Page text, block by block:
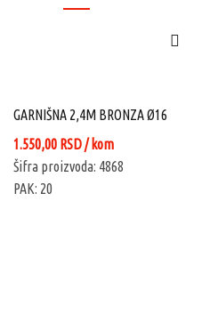
GARNIŠNA 2,4M BRONZA Ø16
1.550,00 RSD/ kom
Šifra proizvoda: 4868
PAK: 20